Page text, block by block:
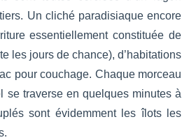
Un cliché paradisiaque encore
essentiellement constituée de
les jours de chance), d’habitations
pour couchage. Chaque morceau
se traverse en quelques minutes à
sont évidemment les îlots les